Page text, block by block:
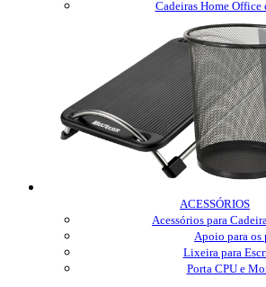
Cadeiras Home Office
ACESSÓRIOS
Acessórios para
Apoio para os
Lixeira para
Porta CPU e